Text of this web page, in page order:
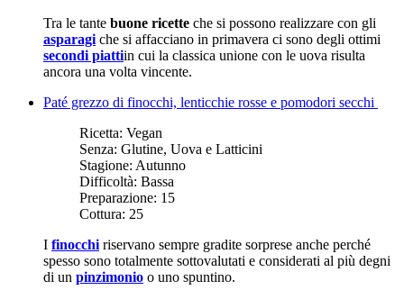
Tra le tante buone ricette che si possono realizzare con gli
asparagi che si affacciano in primavera ci sono degli ottimi
secondi piattiin cui la classica unione con le uova risulta
ancora una volta vincente.
Paté grezzo di finocchi, lenticchie rosse e pomodori secchi
Ricetta: Vegan
Senza: Glutine, Uova e Latticini
Stagione: Autunno
Difficoltà: Bassa
Preparazione: 15
Cottura: 25
I finocchi riservano sempre gradite sorprese anche perché
spesso sono totalmente sottovalutati e considerati al più degni
di un pinzimonio o uno spuntino.